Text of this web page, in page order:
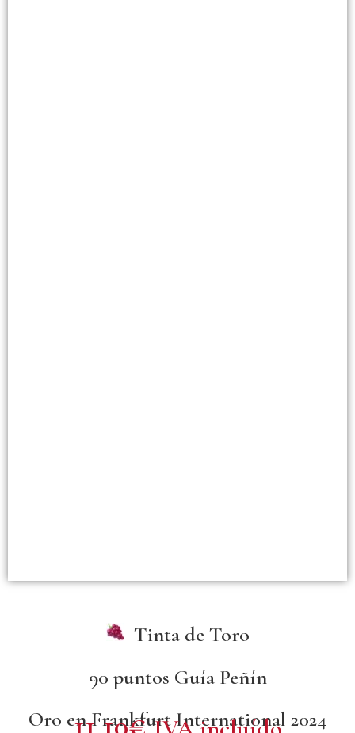
Tinta de Toro
90 puntos Guía Peñín
Oro en Frankfurt International 2024